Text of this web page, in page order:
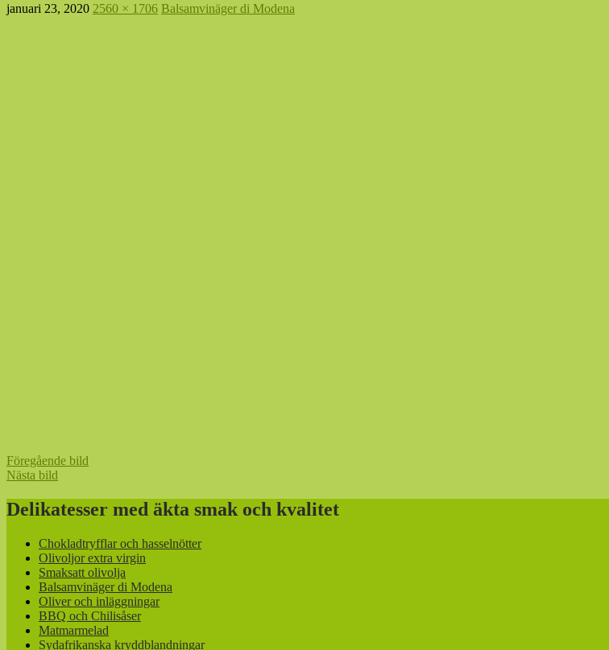
januari 23, 2020 2560 × 1706 Balsamvinäger di Modena
Föregående bild
Nästa bild
Delikatesser med äkta smak och kvalitet
Chokladtryfflar och hasselnötter
Olivoljor extra virgin
Smaksatt olivolja
Balsamvinäger di Modena
Oliver och inläggningar
BBQ och Chilisåser
Matmarmelad
Sydafrikanska kryddblandningar